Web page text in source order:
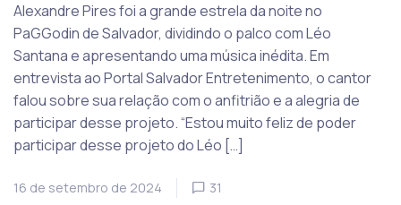
Alexandre Pires foi a grande estrela da noite no
PaGGodin de Salvador, dividindo o palco com Léo
Santana e apresentando uma música inédita. Em
entrevista ao Portal Salvador Entretenimento, o cantor
falou sobre sua relação com o anfitrião e a alegria de
participar desse projeto. “Estou muito feliz de poder
participar desse projeto do Léo […]
16 de setembro de 2024 31